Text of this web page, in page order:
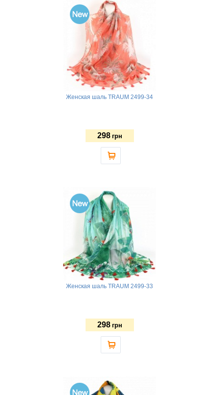
Женская шаль TRAUM 2499-34
298 грн
Женская шаль TRAUM 2499-33
298 грн